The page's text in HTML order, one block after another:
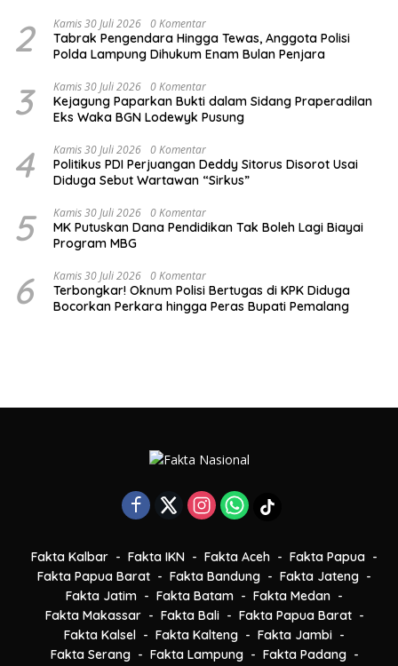
2 Kamis 30 Juli 2026 0 Komentar
Tabrak Pengendara Hingga Tewas, Anggota Polisi
Polda Lampung Dihukum Enam Bulan Penjara
3 Kamis 30 Juli 2026 0 Komentar
Kejagung Paparkan Bukti dalam Sidang Praperadilan
Eks Waka BGN Lodewyk Pusung
4 Kamis 30 Juli 2026 0 Komentar
Politikus PDI Perjuangan Deddy Sitorus Disorot Usai
Diduga Sebut Wartawan “Sirkus”
5 Kamis 30 Juli 2026 0 Komentar
MK Putuskan Dana Pendidikan Tak Boleh Lagi Biayai
Program MBG
6 Kamis 30 Juli 2026 0 Komentar
Terbongkar! Oknum Polisi Bertugas di KPK Diduga
Bocorkan Perkara hingga Peras Bupati Pemalang
Fakta Kalbar Fakta IKN Fakta Aceh
Fakta Papua
Fakta Papua Barat
Fakta Bandung
Fakta Jateng
Fakta Jatim
Fakta Batam
Fakta Medan
Fakta Makassar
Fakta Bali
Fakta Papua Barat
Fakta Kalsel
Fakta Kalteng
Fakta Jambi
Fakta Serang
Fakta Lampung Fakta Padang